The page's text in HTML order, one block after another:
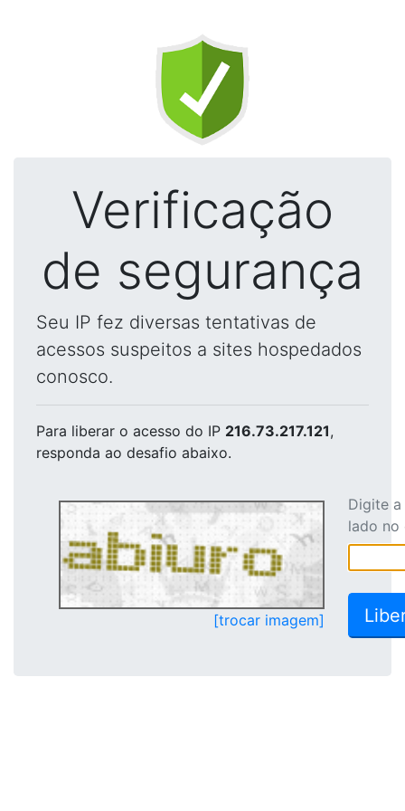
Verificação
de segurança
Seu IP fez diversas tentativas de
acessos suspeitos a sites hospedados
conosco.
Para liberar o acesso do IP 216.73.217.121,
responda ao desafio abaixo.
[trocar imagem]
Digite
lado no